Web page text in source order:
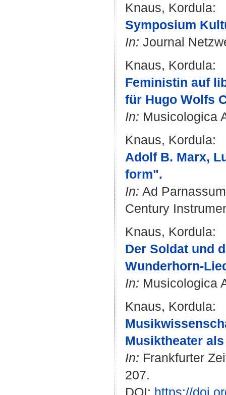
Knaus, Kordula:
Symposium
In: Journal
Knaus, Kordula:
Feministin auf
für Hugo Wolfs
In: Musicologica
Knaus, Kordula:
Adolf B. Marx,
form".
In: Ad
Century
Knaus, Kordula:
Der Soldat und
Wunderhorn-
In: Musicologica
Knaus, Kordula:
Musiktheater
In: Frankfurter
207.
DOI: https://